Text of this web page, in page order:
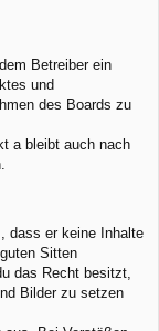
Betreiber ein
und
des Boards zu
a bleibt auch nach
dass er keine Inhalte
Sitten
das Recht besitzt,
Bilder zu setzen